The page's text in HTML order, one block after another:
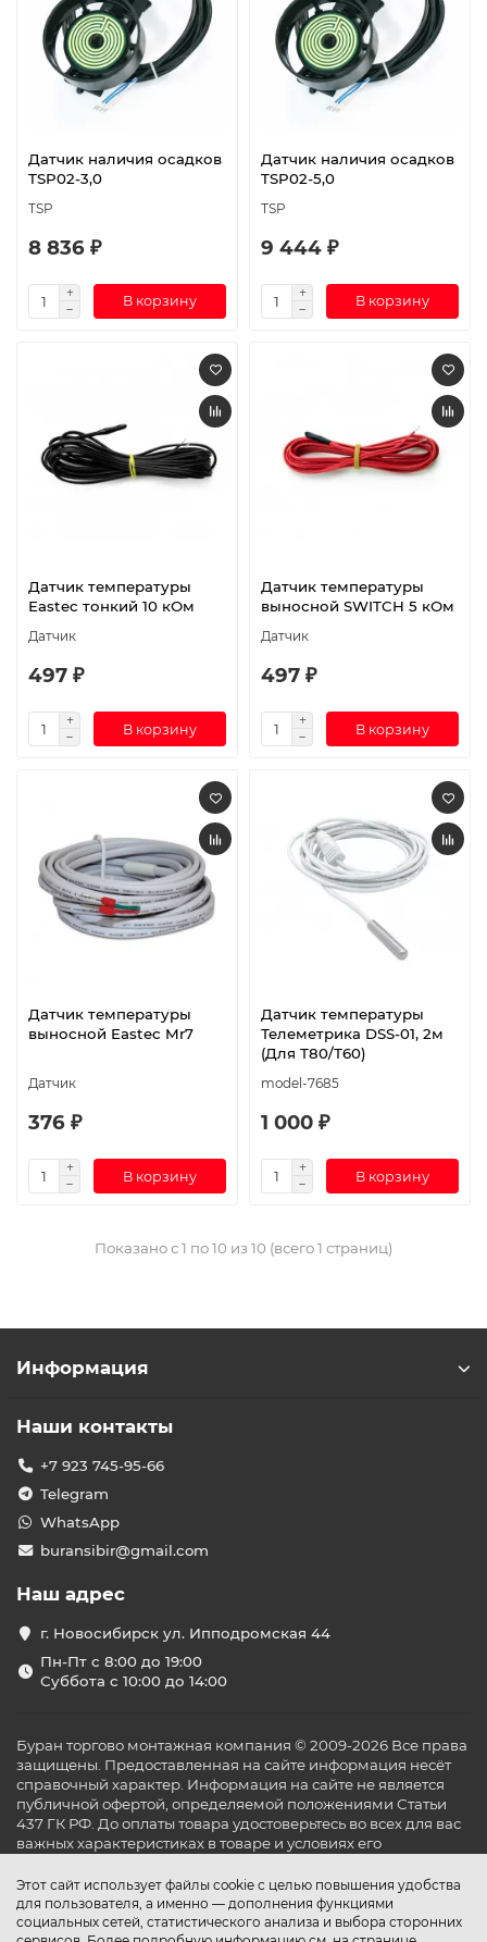
Датчик наличия осадков
TSP02-3,0
TSP
8 836 ₽
В корзину
Датчик наличия осадков
TSP02-5,0
TSP
9 444 ₽
В корзину
Датчик температуры
Eastec тонкий 10 кОм
Датчик
497 ₽
В корзину
Датчик температуры
выносной SWITCH 5 кОм
Датчик
497 ₽
В корзину
Датчик температуры
выносной Eastec Mr7
Датчик
376 ₽
В корзину
Датчик температуры
Телеметрика DSS-01, 2м
(Для Т80/Т60)
model-7685
1 000 ₽
В корзину
Показано с 1 по 10 из 10 (всего 1 страниц)
Этот сайт использует файлы cookie с целью повышения удобства
для пользователя, а именно — дополнения функциями
социальных сетей, статистического анализа и выбора сторонних
Информация
Наши контакты
+7 923 745-95-66
Telegram
WhatsApp
buransibir@gmail.com
Наш адрес
г. Новосибирск ул. Ипподромская 44
Пн-Пт с 8:00 до 19:00
Суббота с 10:00 до 14:00
Буран торгово монтажная компания © 2009-2026 Все права
защищены. Предоставленная на сайте информация несёт
справочный характер. Информация на сайте не является
публичной офертой, определяемой положениями Статьи
437 ГК РФ. До оплаты товара удостоверьтесь во всех для вас
важных характеристиках в товаре и условиях его